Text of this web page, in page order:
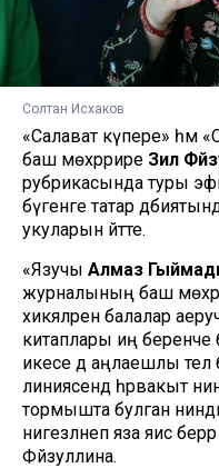
Солтан Исхаков
«Салават күпере» һәм
баш мөхәррире Зилә
рубрикасында туры
бүгенге татар
укуларын әйтте.
«Язучы Алмаз
журналының баш
хикәяләрен балалар
китаплары иң беренче
икесе дә аңлаешлы тел
линиясендә һәрвакыт
тормышта булган
нигезләнеп яза яисә
Фәйзуллина.